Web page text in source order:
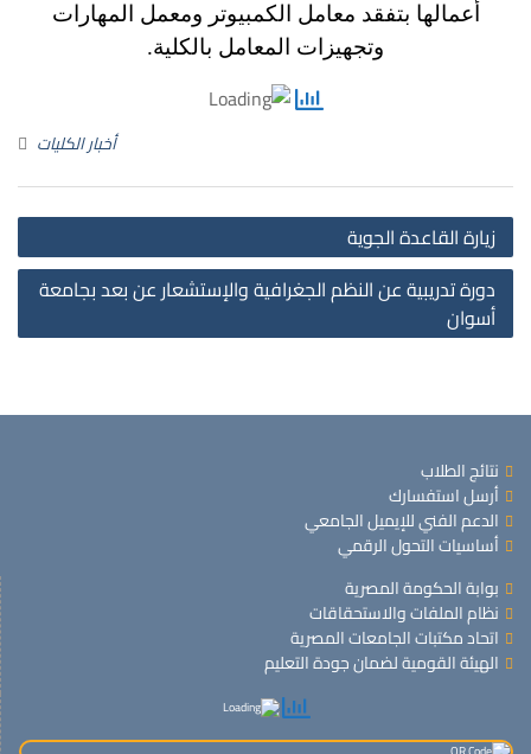
أعمالها بتفقد معامل الكمبيوتر ومعمل المهارات
وتجهيزات المعامل بالكلية.
أخبار الكليات
زيارة القاعدة الجوية
دورة تدريبية عن النظم الجغرافية والإستشعار عن بعد بجامعة
أسوان
نتائج الطلاب
أرسل استفسارك
الدعم الفني للإيميل الجامعي
أساسيات التحول الرقمي
بوابة الحكومة المصرية
نظام الملفات والاستحقاقات
اتحاد مكتبات الجامعات المصرية
الهيئة القومية لضمان جودة التعليم